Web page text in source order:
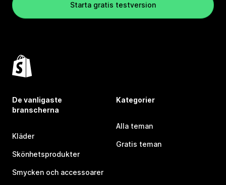
Starta gratis testversion
De vanligaste
branscherna
Kläder
Skönhetsprodukter
Smycken och accessoarer
Kategorier
Alla teman
Gratis teman